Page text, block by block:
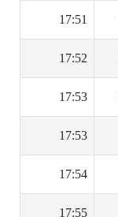
17:51
17:52
17:53
17:53
17:54
17:55